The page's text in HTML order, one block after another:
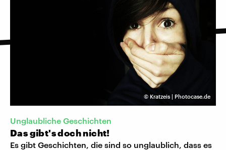
© Kratzeis | Photocase.de
Unglaubliche Geschichten
Das gibt's doch nicht!
Es gibt Geschichten, die sind so unglaublich, dass es